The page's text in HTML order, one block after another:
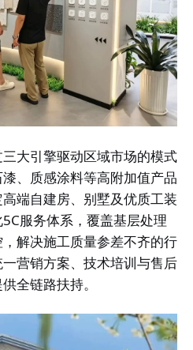
大引擎驱动区域市场的模式
、质感涂料等高附加值产品
端自建房、别墅及优质工装
服务体系，覆盖基层处理
解决施工质量参差不齐的行
营销方案、技术培训与售后
全链路扶持。